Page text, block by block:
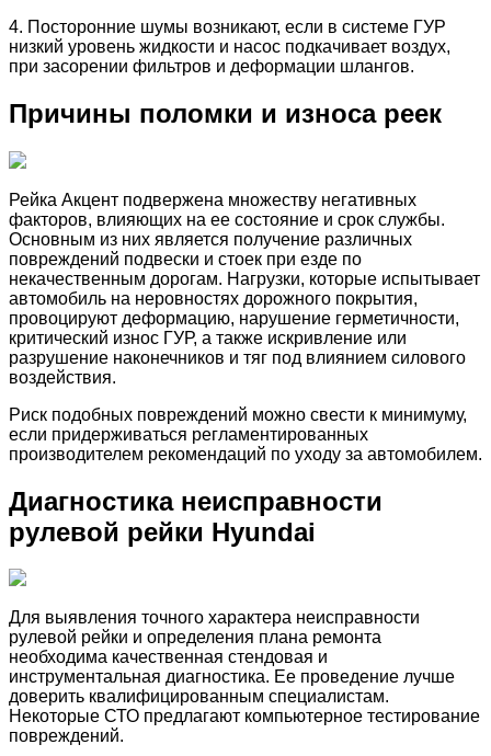
4. Посторонние шумы возникают, если в системе ГУР
низкий уровень жидкости и насос подкачивает воздух,
при засорении фильтров и деформации шлангов.
Причины поломки и износа реек
Рейка Акцент подвержена множеству негативных
факторов, влияющих на ее состояние и срок службы.
Основным из них является получение различных
повреждений подвески и стоек при езде по
некачественным дорогам. Нагрузки, которые испытывает
автомобиль на неровностях дорожного покрытия,
провоцируют деформацию, нарушение герметичности,
критический износ ГУР, а также искривление или
разрушение наконечников и тяг под влиянием силового
воздействия.
Риск подобных повреждений можно свести к минимуму,
если придерживаться регламентированных
производителем рекомендаций по уходу за автомобилем.
Диагностика неисправности
рулевой рейки Hyundai
Для выявления точного характера неисправности
рулевой рейки и определения плана ремонта
необходима качественная стендовая и
инструментальная диагностика. Ее проведение лучше
доверить квалифицированным специалистам.
Некоторые СТО предлагают компьютерное тестирование
повреждений.